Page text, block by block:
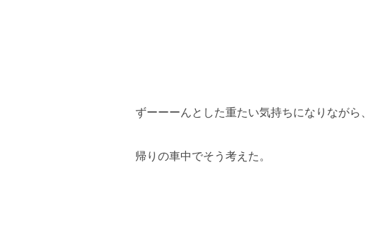
ずーーーんとした重たい気持ちになりながら、
帰りの車中でそう考えた。